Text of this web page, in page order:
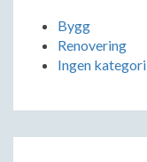
Bygg
Renovering
Ingen kategori